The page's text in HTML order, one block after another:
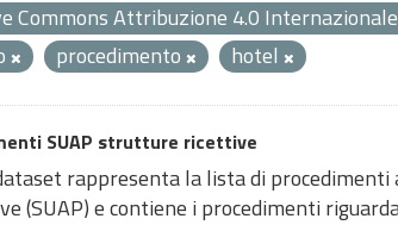
Commons Attribuzione 4.0 Internazionale
procedimento hotel
SUAP strutture ricettive
rappresenta la lista di
(SUAP) e contiene i procedimenti